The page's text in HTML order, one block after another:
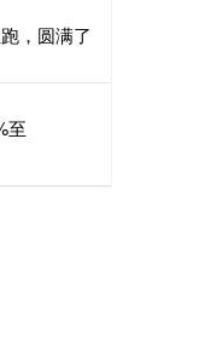
，圆满了
至